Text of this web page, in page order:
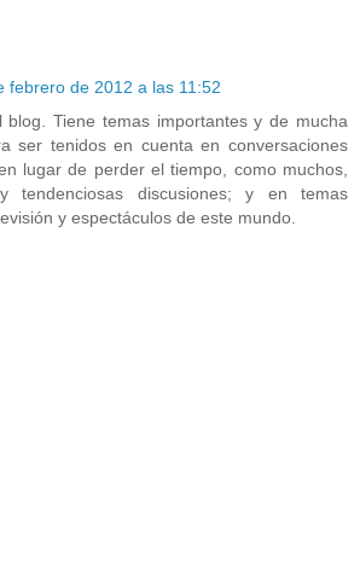
febrero de 2012 a las 11:52
blog. Tiene temas importantes y de mucha
ser tenidos en cuenta en conversaciones
lugar de perder el tiempo, como muchos,
tendenciosas discusiones; y en temas
y espectáculos de este mundo.